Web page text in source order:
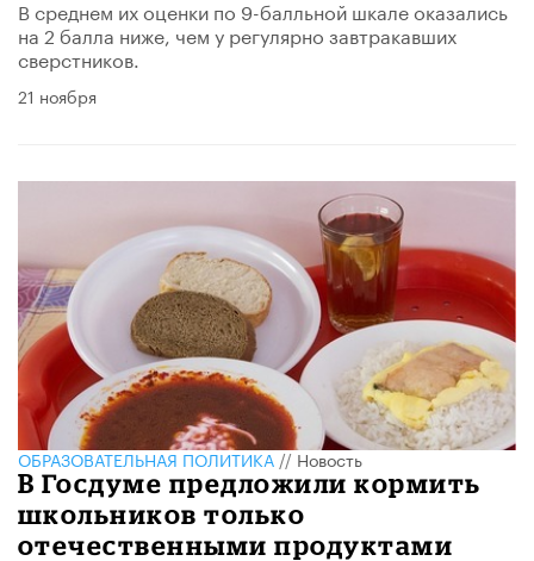
В среднем их оценки по 9-балльной шкале оказались
на 2 балла ниже, чем у регулярно завтракавших
сверстников.
21 ноября
ОБРАЗОВАТЕЛЬНАЯ ПОЛИТИКА//Новость
В Госдуме предложили кормить
школьников только
отечественными продуктами